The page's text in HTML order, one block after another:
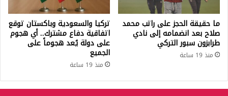
ما حقيقة الحجز على راتب محمد
صلاح بعد انضمامه إلى نادي
طرابزون سبور التركي
منذ 19 ساعة
تركيا والسعودية وباكستان توقع
اتفاقية دفاع مشترك.. أي هجوم
على دولة يُعد هجوماً على
الجميع
منذ 19 ساعة